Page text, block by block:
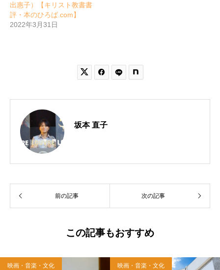
出惠子）【キリスト教書書
評・本のひろば.com】
2022年3月31日
 
坂本 直子
前の記事 次の記事
この記事もおすすめ
映画・音楽・文化 映画・音楽・文化